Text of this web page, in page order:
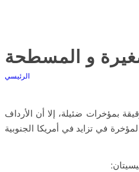
و المسطحة
الرئيسي
بمؤخرات ضئيلة، إلا أن الأرداف
1993 عمليا زيادة حجم المؤخرة في تزايد في أمريكا الجنوبية